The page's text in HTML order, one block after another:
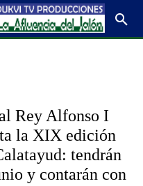
Rey Alfonso I
la XIX edición
tendrán
y contarán con